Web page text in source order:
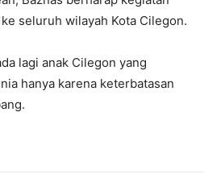
seluruh wilayah Kota Cilegon.
lagi anak Cilegon yang
hanya karena keterbatasan